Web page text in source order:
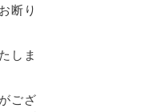
断り
しま
ござ